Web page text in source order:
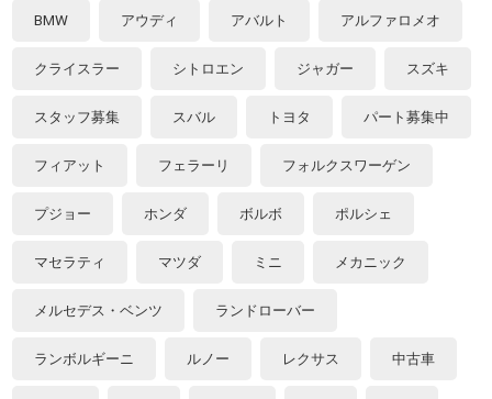
BMW アウディ アバルト アルファロメオ
クライスラー シトロエン ジャガー スズキ
スタッフ募集 スバル トヨタ パート募集中
フィアット フェラーリ フォルクスワーゲン
プジョー ホンダ ボルボ ポルシェ
マセラティ マツダ ミニ メカニック
メルセデス・ベンツ ランドローバー
ランボルギーニ ルノー レクサス 中古車